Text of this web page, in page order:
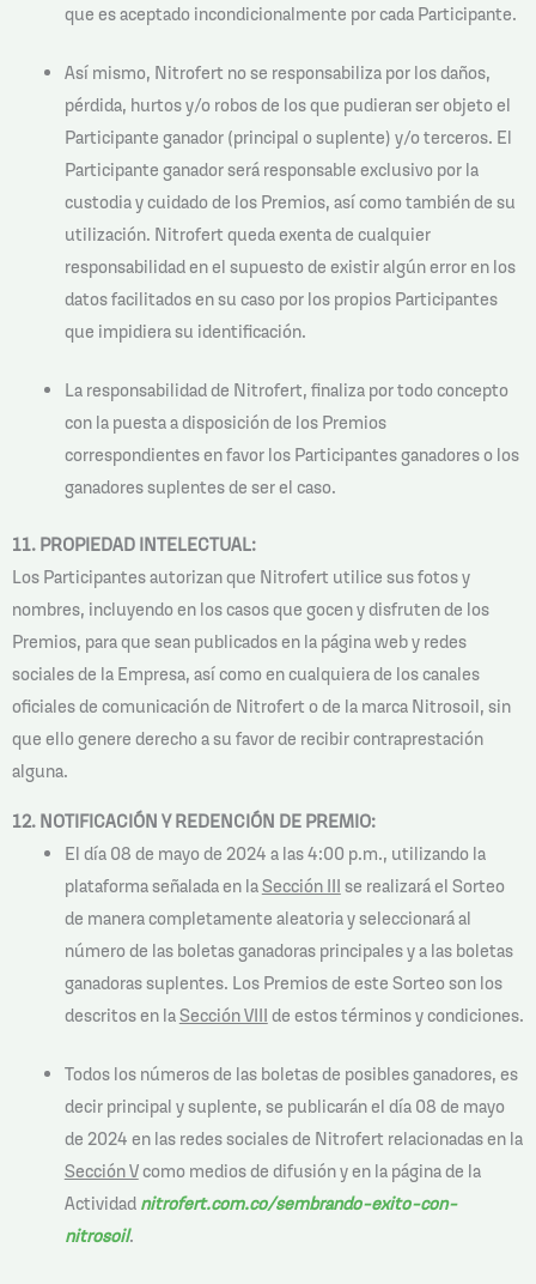
que es aceptado incondicionalmente por cada Participante.
Así mismo, Nitrofert no se responsabiliza por los daños,
pérdida, hurtos y/o robos de los que pudieran ser objeto el
Participante ganador (principal o suplente) y/o terceros. El
Participante ganador será responsable exclusivo por la
custodia y cuidado de los Premios, así como también de su
utilización. Nitrofert queda exenta de cualquier
responsabilidad en el supuesto de existir algún error en los
datos facilitados en su caso por los propios Participantes
que impidiera su identificación.
La responsabilidad de Nitrofert, finaliza por todo concepto
con la puesta a disposición de los Premios
correspondientes en favor los Participantes ganadores o los
ganadores suplentes de ser el caso.
11. PROPIEDAD INTELECTUAL:
Los Participantes autorizan que Nitrofert utilice sus fotos y
nombres, incluyendo en los casos que gocen y disfruten de los
Premios, para que sean publicados en la página web y redes
sociales de la Empresa, así como en cualquiera de los canales
oficiales de comunicación de Nitrofert o de la marca Nitrosoil, sin
que ello genere derecho a su favor de recibir contraprestación
alguna.
12. NOTIFICACIÓN Y REDENCIÓN DE PREMIO:
El día 08 de mayo de 2024 a las 4:00 p.m., utilizando la
plataforma señalada en laSección III se realizará el Sorteo
de manera completamente aleatoria y seleccionará al
número de las boletas ganadoras principales y a las boletas
ganadoras suplentes. Los Premios de este Sorteo son los
descritos en laSección VIII de estos términos y condiciones.
Todos los números de las boletas de posibles ganadores, es
decir principal y suplente, se publicarán el día 08 de mayo
de 2024 en las redes sociales de Nitrofert relacionadas en la
Sección Vcomo medios de difusión y en la página de la
Actividad nitrofert.com.co/sembrando-exito-con-
nitrosoil.